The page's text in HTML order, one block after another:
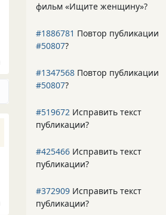
фильм «Ищите женщину»?
#1886781 Повтор публикации
#50807?
#1347568 Повтор публикации
#50807?
#519672 Исправить текст
публикации?
#425466 Исправить текст
публикации?
#372909 Исправить текст
публикации?